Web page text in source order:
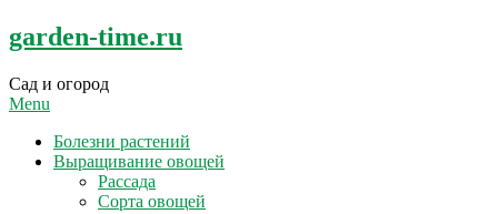
Skip
to
garden-time.ru
Сад и огород
Menu
Болезни растений
Выращивание овощей
Рассада
Сорта овощей